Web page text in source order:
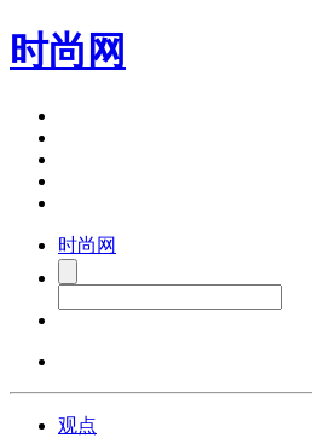
时尚网
时尚网
观点